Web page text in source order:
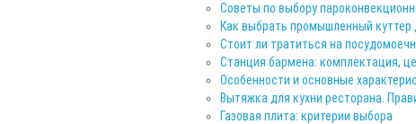
Советы по выбору
Как выбрать промышленный
Стоит ли тратиться на
Станция бармена: комплектация,
Особенности и основные
Вытяжка для кухни ресторана.
Газовая плита: критерии выбора